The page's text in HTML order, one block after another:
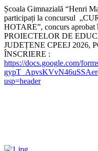
Școala Gimnazială “Henri
participați la concursul
HOTARE”, concurs aprobat
PROIECTELOR DE
JUDEȚENE CPEEJ 2026,
ÎNSCRIERE :
https://docs.google.com/
usp=header